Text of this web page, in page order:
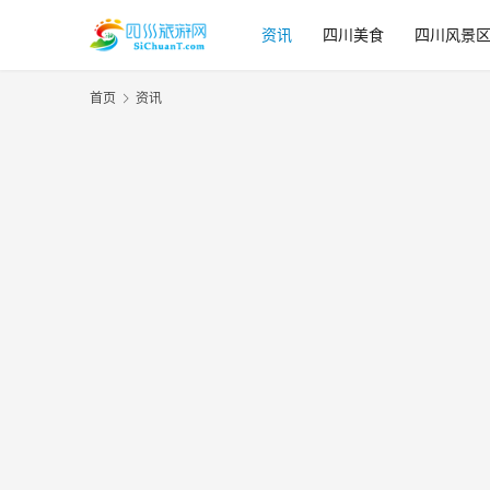
资讯 四川美食 四川风景区
首页 资讯